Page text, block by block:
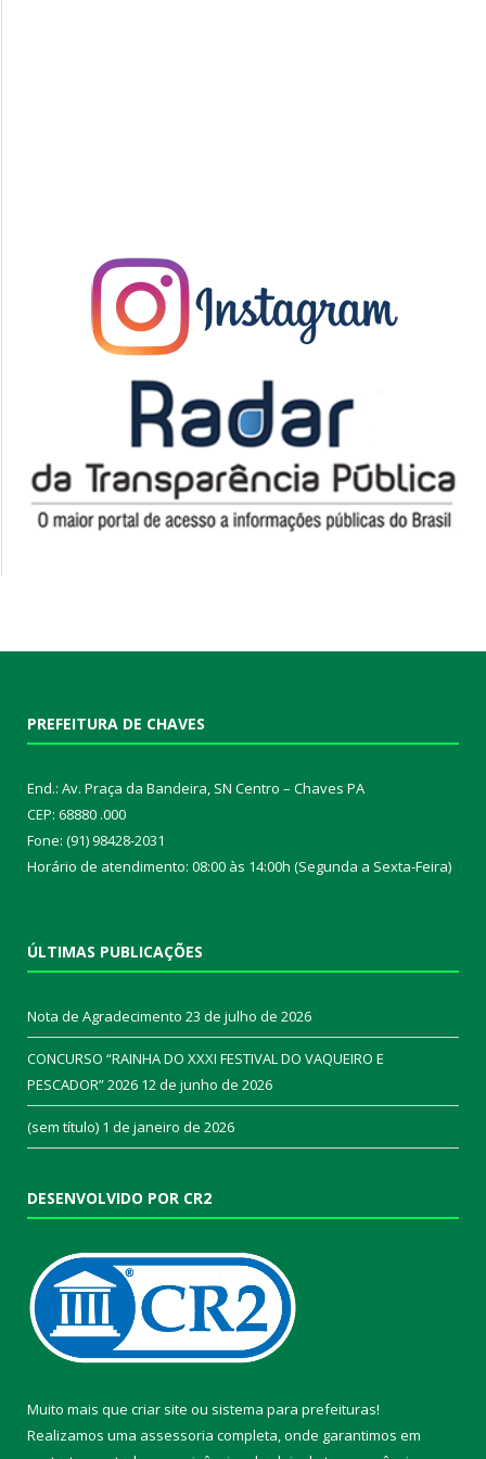
PREFEITURA DE CHAVES
End.: Av. Praça da Bandeira, SN Centro – Chaves PA
CEP: 68880 .000
Fone: (91) 98428-2031
Horário de atendimento: 08:00 às 14:00h (Segunda a Sexta-Feira)
ÚLTIMAS PUBLICAÇÕES
Nota de Agradecimento 23 de julho de 2026
CONCURSO “RAINHA DO XXXI FESTIVAL DO VAQUEIRO E
PESCADOR” 2026 12 de junho de 2026
(sem título) 1 de janeiro de 2026
DESENVOLVIDO POR CR2
Muito mais que criar site ou sistema para prefeituras!
Realizamos uma assessoria completa, onde garantimos em